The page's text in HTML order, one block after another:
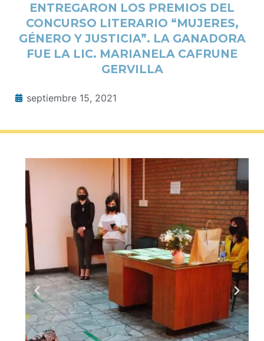
ENTREGARON LOS PREMIOS DEL
CONCURSO LITERARIO “MUJERES,
GÉNERO Y JUSTICIA”. LA GANADORA
FUE LA LIC. MARIANELA CAFRUNE
GERVILLA
septiembre 15, 2021